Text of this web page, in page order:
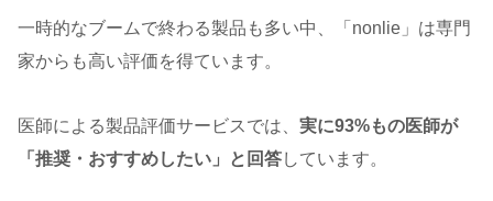
一時的なブームで終わる製品も多い中、「nonlie」は専門
家からも高い評価を得ています。
医師による製品評価サービスでは、 実に93%もの医師が
「推奨・おすすめしたい」と回答しています。